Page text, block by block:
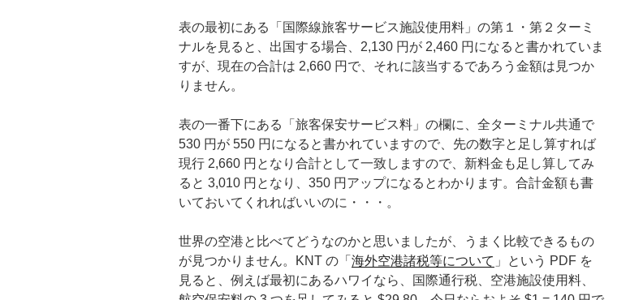
表の最初にある「国際線旅客サービス施設使用料」の第１・第２ターミ
ナルを見ると、出国する場合、2,130 円が 2,460 円になると書かれていま
すが、現在の合計は 2,660 円で、それに該当するであろう金額は見つか
りません。
表の一番下にある「旅客保安サービス料」の欄に、全ターミナル共通で
530 円が 550 円になると書かれていますので、先の数字と足し算すれば
現行 2,660 円となり合計として一致しますので、新料金も足し算してみ
ると 3,010 円となり、350 円アップになるとわかります。合計金額も書
いておいてくれればいいのに・・・。
世界の空港と比べてどうなのかと思いましたが、うまく比較できるもの
が見つかりません。KNT の「 海外空港諸税等について 」という PDF を
見ると、例えば最初にあるハワイなら、国際通行税、空港施設使用料、